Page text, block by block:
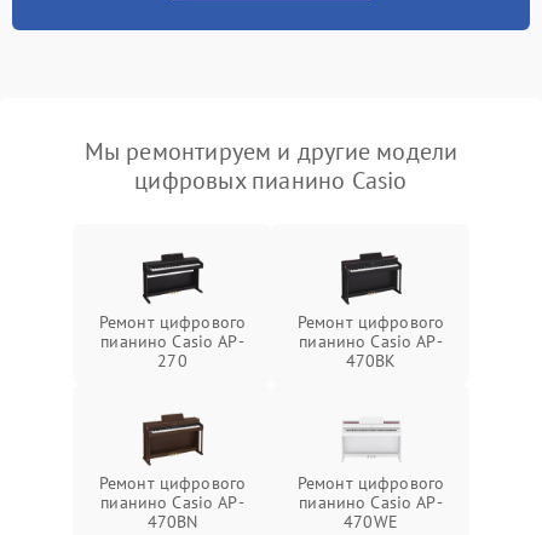
Мы ремонтируем и другие модели
цифровых пианино Casio
Ремонт цифрового
пианино Casio AP-
270
Ремонт цифрового
пианино Casio AP-
470BK
Ремонт цифрового
пианино Casio AP-
470BN
Ремонт цифрового
пианино Casio AP-
470WE